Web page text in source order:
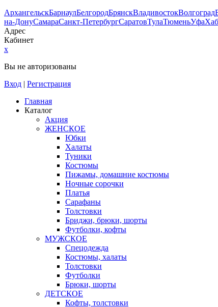
АрхангельскБарнаулБелгородБрянскВладивостокВолгоград
на-ДонуСамараСанкт-ПетербургСаратовТулаТюменьУфа
Адрес
Кабинет
x
Вы не авторизованы
Вход | Регистрация
Главная
Каталог
Акция
ЖЕНСКОЕ
Юбки
Халаты
Туники
Костюмы
Пижамы, домашние костюмы
Ночные сорочки
Платья
Сарафаны
Толстовки
Бриджи, брюки, шорты
Футболки, кофты
МУЖСКОЕ
Спецодежда
Костюмы, халаты
Толстовки
Футболки
Брюки, шорты
ДЕТСКОЕ
Кофты, толстовки